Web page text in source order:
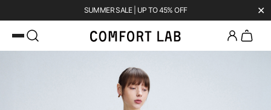
SUMMER SALE | UP TO 45% OFF
카카오채널 추가하고 10,000원 쿠폰 받기
첫 구매 시 베스트셀러 50% 즉시 할인
✕